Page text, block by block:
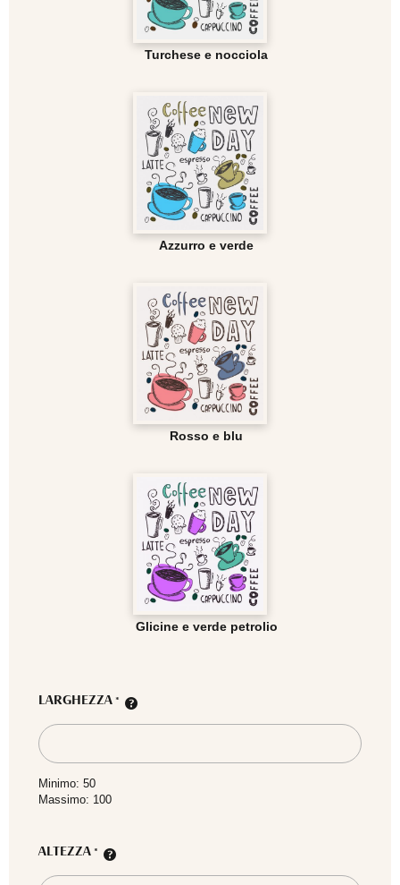
Turchese e nocciola
Azzurro e verde
Rosso e blu
Glicine e verde petrolio
LARGHEZZA *
Minimo: 50
Massimo: 100
ALTEZZA *